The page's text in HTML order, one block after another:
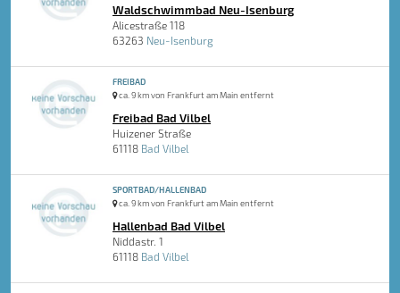
Waldschwimmbad Neu-Isenburg
Alicestraße 118
63263 Neu-Isenburg
FREIBAD
ca. 9 km von Frankfurt am Main entfernt
Freibad Bad Vilbel
Huizener Straße
61118 Bad Vilbel
SPORTBAD/HALLENBAD
ca. 9 km von Frankfurt am Main entfernt
Hallenbad Bad Vilbel
Niddastr. 1
61118 Bad Vilbel